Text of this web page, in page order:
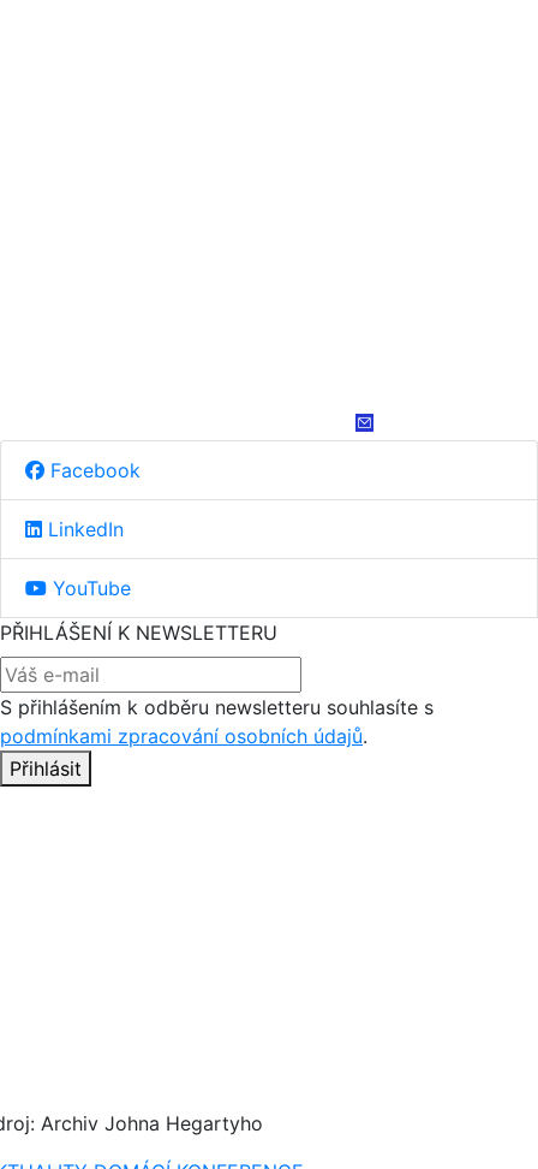
Facebook
LinkedIn
YouTube
PŘIHLÁŠENÍ K NEWSLETTERU
S přihlášením k odběru newsletteru souhlasíte s
podmínkami zpracování osobních údajů.
Přihlásit
Archiv Johna Hegartyho